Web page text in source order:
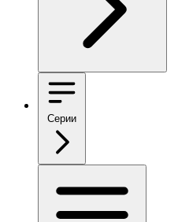
Серии